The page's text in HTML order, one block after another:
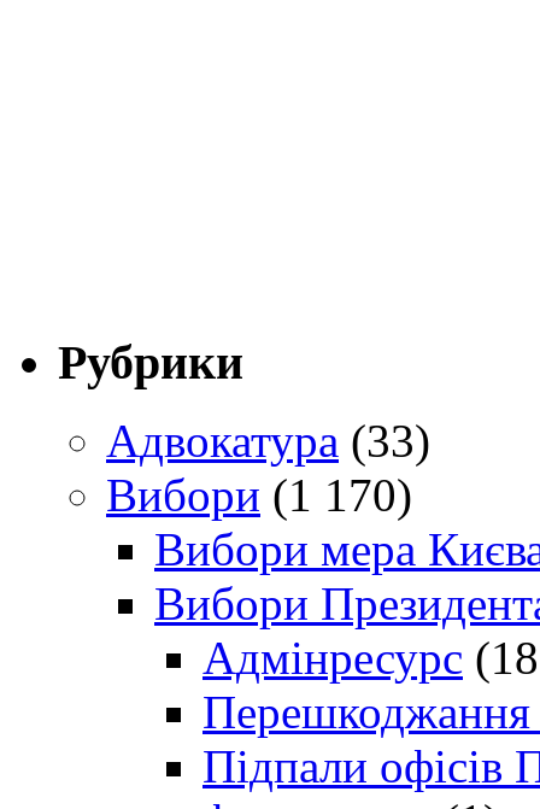
Рубрики
Адвокатура (33)
Вибори (1 170)
Вибори мера
Вибори
Адмінресурс
Перешкоджання
Підпали офісів